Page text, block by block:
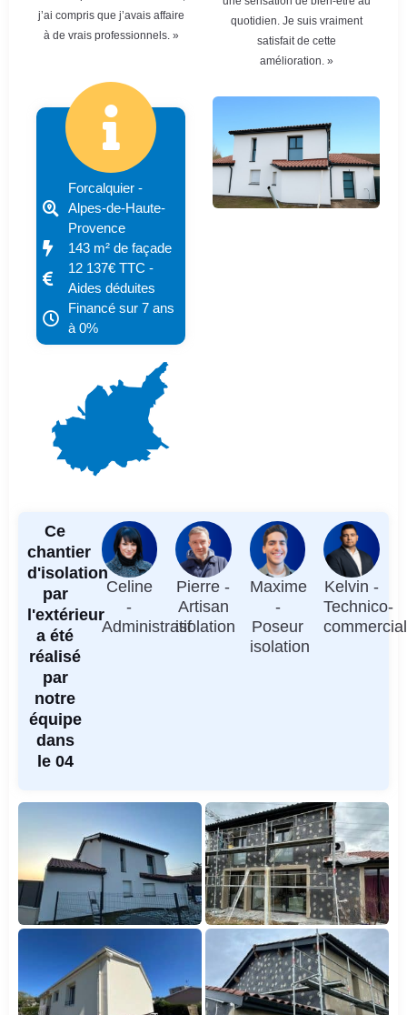
j’ai compris que j’avais affaire
à de vrais professionnels. »
Forcalquier -
Alpes-de-Haute-
Provence
143 m² de façade
12 137€ TTC -
Aides déduites
Financé sur 7 ans
à 0%
quotidien. Je suis vraiment
satisfait de cette
amélioration. »
Ce
chantier
d'isolation
par
l'extérieur
a été
réalisé
par
notre
équipe
dans
le 04
Celine
-
Administratif
Pierre -
Artisan
isolation
Maxime
-
Poseur
isolation
Kelvin -
Technico-
commercial